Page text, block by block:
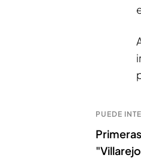
PUEDE